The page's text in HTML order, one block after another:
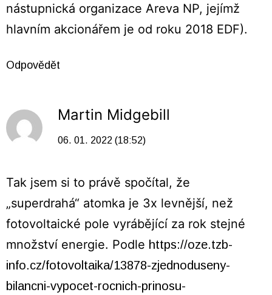
nástupnická organizace Areva NP, jejímž
hlavním akcionářem je od roku 2018 EDF).
Odpovědět
Martin Midgebill
06. 01. 2022 (18:52)
Tak jsem si to právě spočítal, že
„superdrahá“ atomka je 3x levnější, než
fotovoltaické pole vyrábějící za rok stejné
množství energie. Podle https://oze.tzb-
info.cz/fotovoltaika/13878-zjednoduseny-
bilancni-vypocet-rocnich-prinosu-